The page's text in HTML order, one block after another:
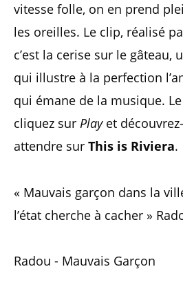
vitesse folle, on en prend
les oreilles. Le clip, réalisé
c’est la cerise sur le
qui illustre à la perfection
qui émane de la musique.
cliquez sur Playet
attendre sur This is Riviera.
« Mauvais garçon dans la
l’état cherche à cacher »
Radou - Mauvais Garçon